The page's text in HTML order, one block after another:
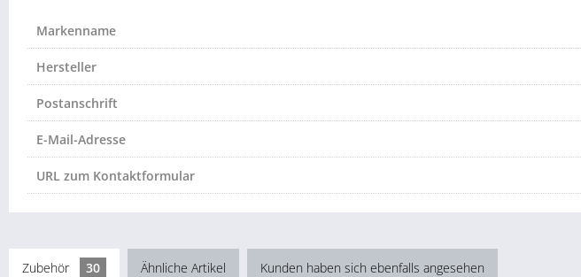
Markenname
Hersteller
Postanschrift
E-Mail-Adresse
URL zum Kontaktformular
Zubehör 30 Ähnliche Artikel Kunden haben sich ebenfalls angesehen